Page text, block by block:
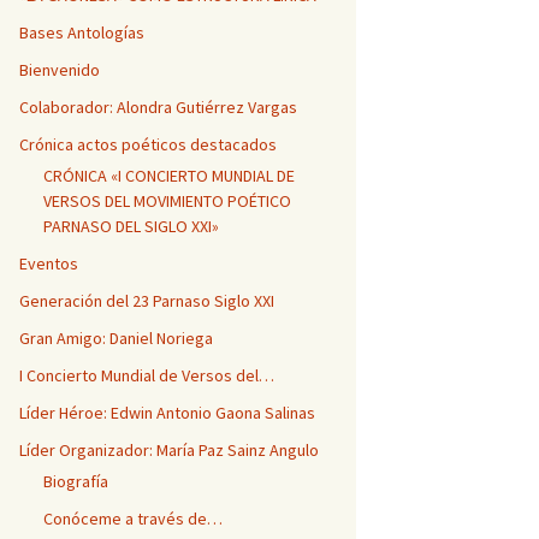
Bases Antologías
Bienvenido
Colaborador: Alondra Gutiérrez Vargas
Crónica actos poéticos destacados
CRÓNICA «I CONCIERTO MUNDIAL DE
VERSOS DEL MOVIMIENTO POÉTICO
PARNASO DEL SIGLO XXI»
Eventos
Generación del 23 Parnaso Siglo XXI
Gran Amigo: Daniel Noriega
I Concierto Mundial de Versos del…
Líder Héroe: Edwin Antonio Gaona Salinas
Líder Organizador: María Paz Sainz Angulo
Biografía
Conóceme a través de…